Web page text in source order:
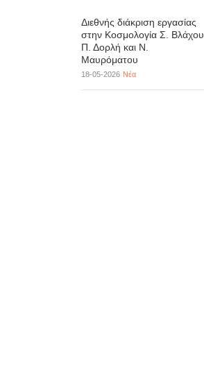
Διεθνής διάκριση εργασίας
στην Κοσμολογία Σ. Βλάχου
Π. Δορλή και Ν.
Μαυρόματου
18-05-2026 Νέα